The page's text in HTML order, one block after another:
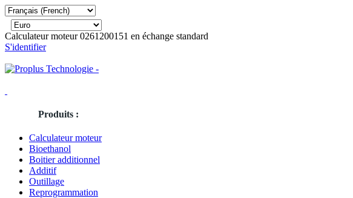
Calculateur moteur 0261200151 en échange standard
S'identifier
Produits :
Calculateur moteur
Bioethanol
Boitier additionnel
Additif
Outillage
Reprogrammation